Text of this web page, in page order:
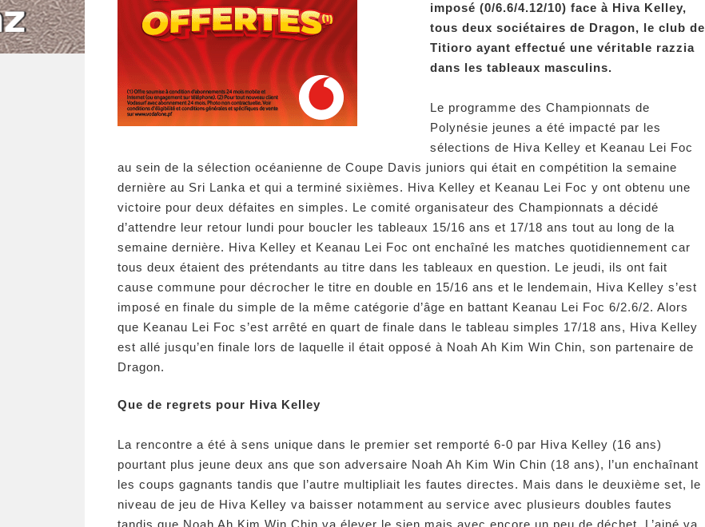
imposé (0/6.6/4.12/10) face à Hiva Kelley,
tous deux sociétaires de Dragon, le club de
Titioro ayant effectué une véritable razzia
dans les tableaux masculins.
Le programme des Championnats de
Polynésie jeunes a été impacté par les
sélections de Hiva Kelley et Keanau Lei Foc
au sein de la sélection océanienne de Coupe Davis juniors qui était en compétition la semaine
dernière au Sri Lanka et qui a terminé sixièmes. Hiva Kelley et Keanau Lei Foc y ont obtenu une
victoire pour deux défaites en simples. Le comité organisateur des Championnats a décidé
d’attendre leur retour lundi pour boucler les tableaux 15/16 ans et 17/18 ans tout au long de la
semaine dernière. Hiva Kelley et Keanau Lei Foc ont enchaîné les matches quotidiennement car
tous deux étaient des prétendants au titre dans les tableaux en question. Le jeudi, ils ont fait
cause commune pour décrocher le titre en double en 15/16 ans et le lendemain, Hiva Kelley s’est
imposé en finale du simple de la même catégorie d’âge en battant Keanau Lei Foc 6/2.6/2. Alors
que Keanau Lei Foc s’est arrêté en quart de finale dans le tableau simples 17/18 ans, Hiva Kelley
est allé jusqu’en finale lors de laquelle il était opposé à Noah Ah Kim Win Chin, son partenaire de
Dragon.
Que de regrets pour Hiva Kelley
La rencontre a été à sens unique dans le premier set remporté 6-0 par Hiva Kelley (16 ans)
pourtant plus jeune deux ans que son adversaire Noah Ah Kim Win Chin (18 ans), l’un enchaînant
les coups gagnants tandis que l’autre multipliait les fautes directes. Mais dans le deuxième set, le
niveau de jeu de Hiva Kelley va baisser notamment au service avec plusieurs doubles fautes